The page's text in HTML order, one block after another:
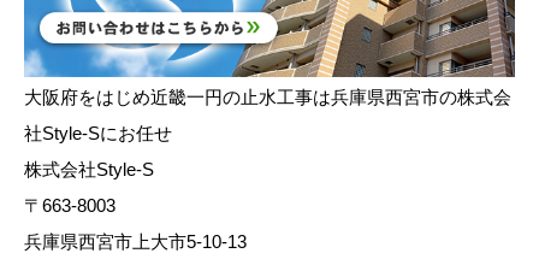
大阪府をはじめ近畿一円の止水工事は兵庫県西宮市の株式会
社Style-Sにお任せ
株式会社Style-S
〒663-8003
兵庫県西宮市上大市5-10-13